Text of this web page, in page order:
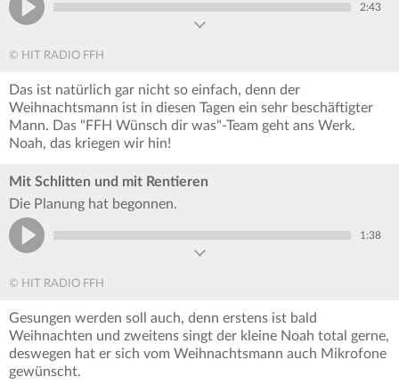
2:43
© HIT RADIO FFH
Das ist natürlich gar nicht so einfach, denn der
Weihnachtsmann ist in diesen Tagen ein sehr beschäftigter
Mann. Das "FFH Wünsch dir was"-Team geht ans Werk.
Noah, das kriegen wir hin!
Mit Schlitten und mit Rentieren
Die Planung hat begonnen.
1:38
© HIT RADIO FFH
Gesungen werden soll auch, denn erstens ist bald
Weihnachten und zweitens singt der kleine Noah total gerne,
deswegen hat er sich vom Weihnachtsmann auch Mikrofone
gewünscht.